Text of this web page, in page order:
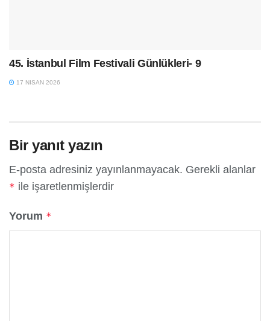
45. İstanbul Film Festivali Günlükleri- 9
17 NISAN 2026
Bir yanıt yazın
E-posta adresiniz yayınlanmayacak. Gerekli alanlar
* ile işaretlenmişlerdir
Yorum *